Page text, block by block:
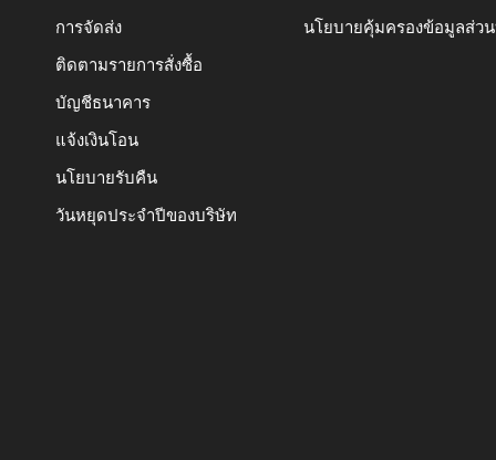
การจัดส่ง
ติดตามรายการสั่งซื้อ
บัญชีธนาคาร
แจ้งเงินโอน
นโยบายรับคืน
วันหยุดประจำปีของบริษัท
นโยบายคุ้มครองข้อมูลส่ว